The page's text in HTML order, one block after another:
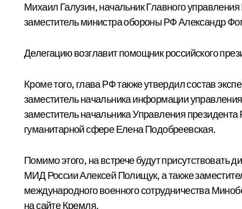
Михаил Галузин, начальник Главного
заместитель министра обороны РФ Александр
Делегацию возглавит помощник российского
Кроме того, глава РФ также утвердил состав
заместитель начальника информации
заместитель начальника Управления
гуманитарной сфере Елена Подобреевская.
Помимо этого, на встрече будут присутствовать
МИД России Алексей Полищук, а также
международного военного сотрудничества
на сайте Кремля.